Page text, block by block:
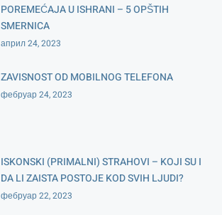
POREMEĆAJA U ISHRANI – 5 OPŠTIH
SMERNICA
април 24, 2023
ZAVISNOST OD MOBILNOG TELEFONA
фебруар 24, 2023
ISKONSKI (PRIMALNI) STRAHOVI – KOJI SU I
DA LI ZAISTA POSTOJE KOD SVIH LJUDI?
фебруар 22, 2023